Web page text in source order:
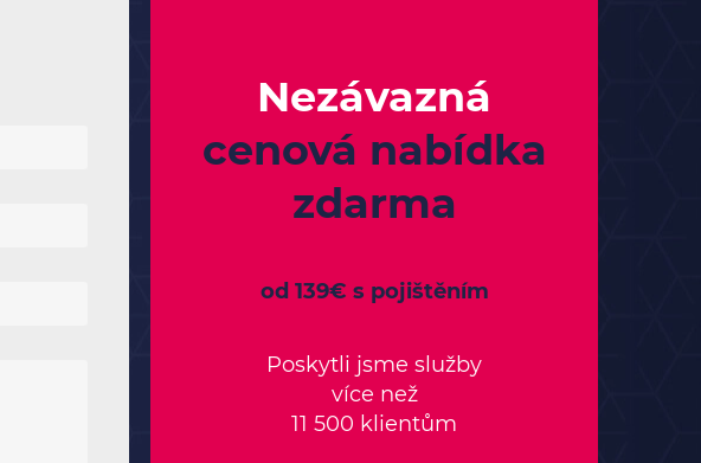
Nezávazná
cenová nabídka
zdarma
od 139€ s pojištěním
Poskytli jsme služby
více než
11 500 klientům